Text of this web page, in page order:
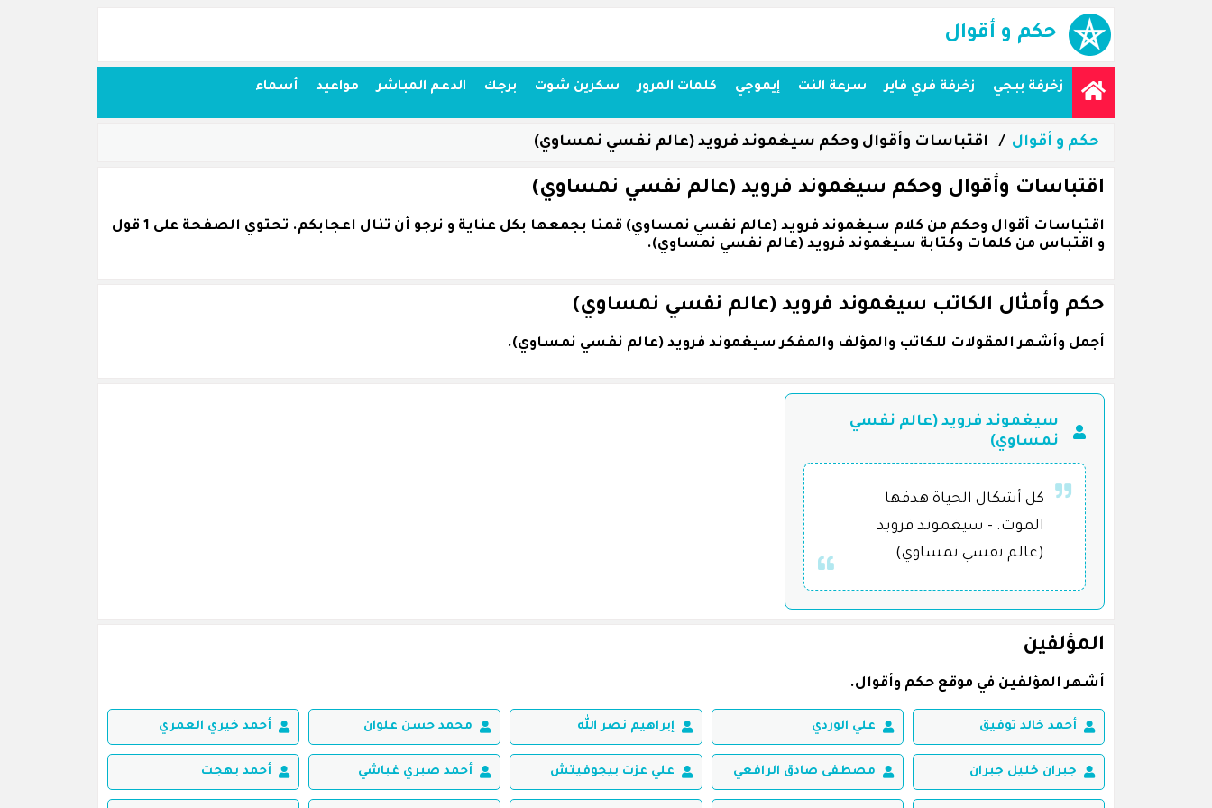
حكم و أقوال
زخرفة ببجي زخرفة فري فاير سرعة النت إيموجي كلمات المرور سكرين شوت برجك الدعم المباشر مواعيد أسماء
حكم و أقوال اقتباسات وأقوال وحكم سيغموند فرويد (عالم نفسي نمساوي)
اقتباسات وأقوال وحكم سيغموند فرويد (عالم نفسي نمساوي)
اقتباسات أقوال وحكم من كلام سيغموند فرويد (عالم نفسي نمساوي) قمنا بجمعها بكل عناية و نرجو أن تنال اعجابكم. تحتوي الصفحة على 1 قول
و اقتباس من كلمات وكتابة سيغموند فرويد (عالم نفسي نمساوي).
حكم وأمثال الكاتب سيغموند فرويد (عالم نفسي نمساوي)
أجمل وأشهر المقولات للكاتب والمؤلف والمفكر سيغموند فرويد (عالم نفسي نمساوي).
سيغموند فرويد (عالم نفسي
نمساوي)
كل أشكال الحياة هدفها
الموت. - سيغموند فرويد
(عالم نفسي نمساوي)
المؤلفين
أشهر المؤلفين في موقع حكم وأقوال.
أحمد خالد توفيق علي الوردي إبراهيم نصر الله محمد حسن علوان أحمد خيري العمري
جبران خليل جبران مصطفى صادق الرافعي علي عزت بيجوفيتش أحمد صبري غباشي أحمد بهجت